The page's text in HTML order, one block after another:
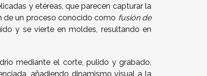
y etéreas, que parecen capturar la
de un proceso conocido como fusión de
y se vierte en moldes, resultando en
mediante el corte, pulido y grabado,
añadiendo dinamismo visual a la